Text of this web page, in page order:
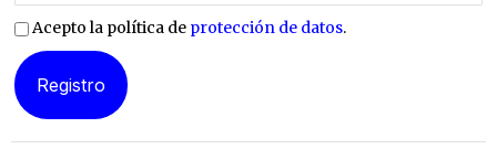
Acepto la política de protección de datos.